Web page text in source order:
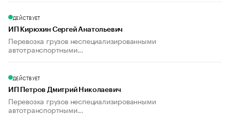
ДЕЙСТВУЕТ
ИП Кирюхин Сергей Анатольевич
Перевозка грузов неспециализированными
автотранспортными...
ДЕЙСТВУЕТ
ИП Петров Дмитрий Николаевич
Перевозка грузов неспециализированными
автотранспортными...